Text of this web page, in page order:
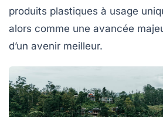
produits plastiques à usage
alors comme une avancée
d’un avenir meilleur.